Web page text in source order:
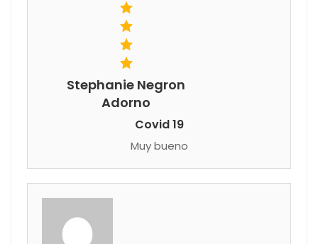
Stephanie Negron
Adorno
Covid 19
Muy bueno